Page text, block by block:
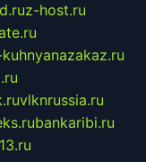
z-host.ru
vlknrussia.ru
bankaribi.ru